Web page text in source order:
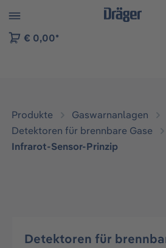
der B2B-Plattform springen
€ 0,00*
Produkte
Gaswarnanlagen
Detektoren für brennbare Gase
Infrarot-Sensor-Prinzip
Detektoren für